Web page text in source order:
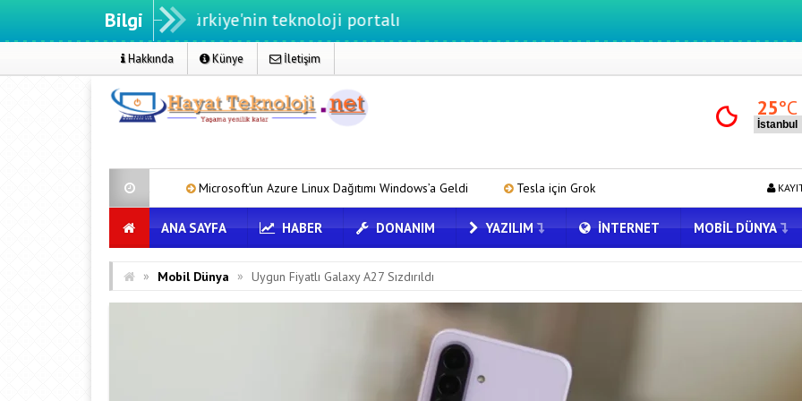
Bilgi
- Türkiye'nin teknoloji portalı
Hakkında Künye İletişim
25°C
Microsoft’un Azure Linux Dağıtımı Windows’a Geldi Tesla için Grok Türkiye’de! Model Y’de Türkçe Grok’u İndirip Denedik
ANA SAYFA HABER DONANIM YAZILIM İNTERNET MOBIL DÜNYA
» Mobil Dünya » Uygun Fiyatlı Galaxy A27 Sızdırıldı